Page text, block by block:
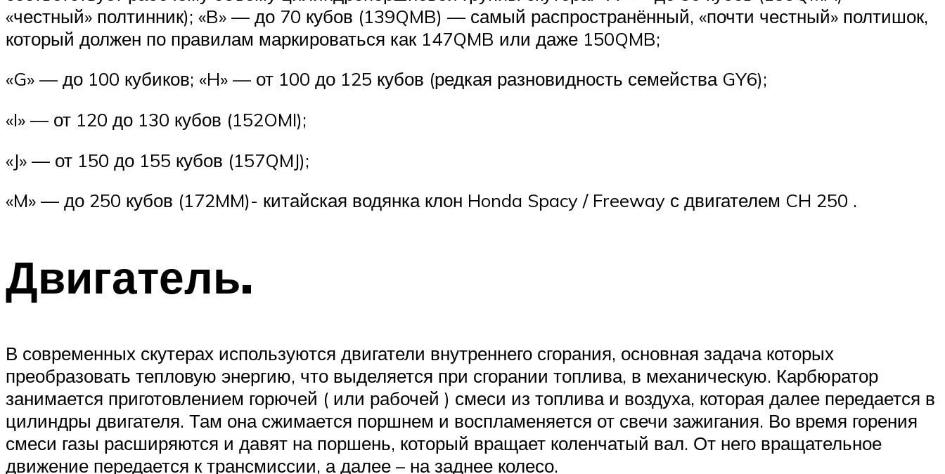
«честный» полтинник); «B» — до 70 кубов (139QMB) — самый распространённый, «почти честный» полтишок,
который должен по правилам маркироваться как 147QMB или даже 150QMB;
«G» — до 100 кубиков; «H» — от 100 до 125 кубов (редкая разновидность семейства GY6);
«I» — от 120 до 130 кубов (152OMI);
«J» — от 150 до 155 кубов (157QMJ);
«M» — до 250 кубов (172MM)- китайская водянка клон Honda Spacy / Freeway с двигателем CH 250 .
Двигатель.
В современных скутерах используются двигатели внутреннего сгорания, основная задача которых
преобразовать тепловую энергию, что выделяется при сгорании топлива, в механическую. Карбюратор
занимается приготовлением горючей ( или рабочей ) смеси из топлива и воздуха, которая далее передается в
цилиндры двигателя. Там она сжимается поршнем и воспламеняется от свечи зажигания. Во время горения
смеси газы расширяются и давят на поршень, который вращает коленчатый вал. От него вращательное
движение передается к трансмиссии, а далее – на заднее колесо.